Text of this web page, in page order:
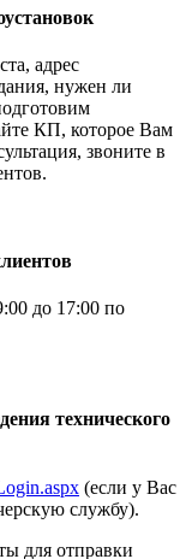
адрес
нужен ли
КП, которое Вам
звоните в
до 17:00 по
технического
(если у Вас
службу).
для отправки